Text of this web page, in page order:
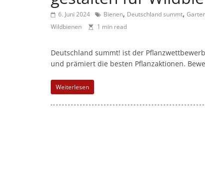
-
r
k
6. Juni 2024 Bienen, Deutschland summt,
Wildbienen 1 min read
Deutschland summt! ist der
und prämiert die besten Pflanzaktionen.
Weiterlesen